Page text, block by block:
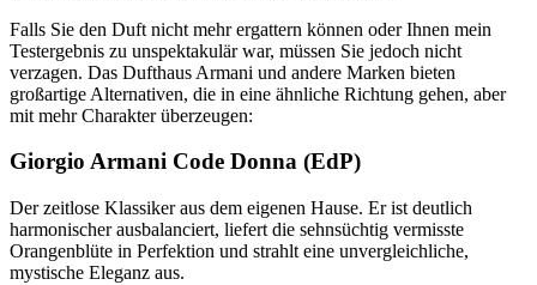
Falls Sie den Duft nicht mehr ergattern können oder Ihnen mein
Testergebnis zu unspektakulär war, müssen Sie jedoch nicht
verzagen. Das Dufthaus Armani und andere Marken bieten
großartige Alternativen, die in eine ähnliche Richtung gehen, aber
mit mehr Charakter überzeugen:
Giorgio Armani Code Donna (EdP)
Der zeitlose Klassiker aus dem eigenen Hause. Er ist deutlich
harmonischer ausbalanciert, liefert die sehnsüchtig vermisste
Orangenblüte in Perfektion und strahlt eine unvergleichliche,
mystische Eleganz aus.